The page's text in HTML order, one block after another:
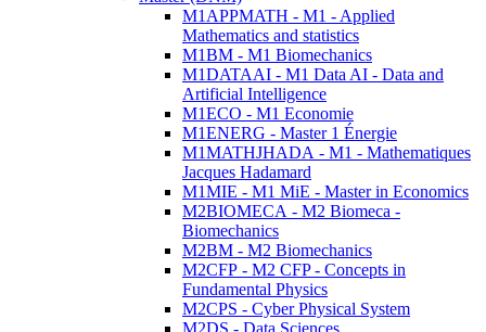
M1APPMATH - M1 - Applied
Mathematics and statistics
M1BM - M1 Biomechanics
M1DATAAI - M1 Data AI - Data and
Artificial Intelligence
M1ECO - M1 Economie
M1ENERG - Master 1 Énergie
M1MATHJHADA - M1 - Mathematiques
Jacques Hadamard
M1MIE - M1 MiE - Master in Economics
M2BIOMECA - M2 Biomeca -
Biomechanics
M2BM - M2 Biomechanics
M2CFP - M2 CFP - Concepts in
Fundamental Physics
M2CPS - Cyber Physical System
M2DS - Data Sciences